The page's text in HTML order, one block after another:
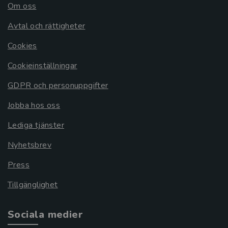
Om oss
Avtal och rättigheter
Cookies
Cookieinställningar
GDPR och personuppgifter
Jobba hos oss
Lediga tjänster
Nyhetsbrev
Press
Tillgänglighet
Sociala medier